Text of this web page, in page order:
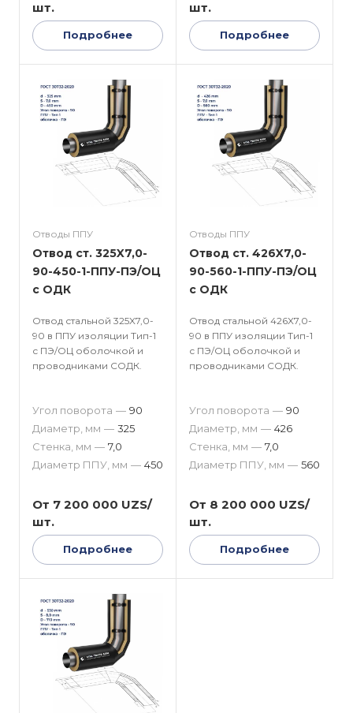
шт.
Подробнее
шт.
Подробнее
Отводы ППУ
Отвод ст. 325X7,0-
90-450-1-ППУ-ПЭ/ОЦ
с ОДК
Отвод стальной 325X7,0-
90 в ППУ изоляции Тип-1
с ПЭ/ОЦ оболочкой и
проводниками СОДК.
Угол поворота — 90
Диаметр, мм — 325
Стенка, мм — 7,0
Диаметр ППУ, мм — 450
От 7 200 000 UZS/
шт.
Подробнее
Отводы ППУ
Отвод ст. 426X7,0-
90-560-1-ППУ-ПЭ/ОЦ
с ОДК
Отвод стальной 426X7,0-
90 в ППУ изоляции Тип-1
с ПЭ/ОЦ оболочкой и
проводниками СОДК.
Угол поворота — 90
Диаметр, мм — 426
Стенка, мм — 7,0
Диаметр ППУ, мм — 560
От 8 200 000 UZS/
шт.
Подробнее